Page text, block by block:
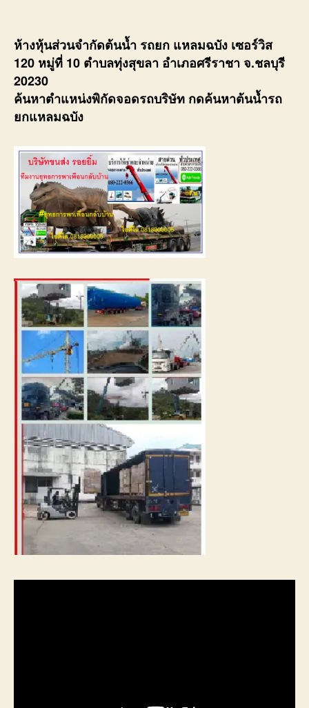
ห้างหุ้นส่วนจำกัดต้นน้ำ รถยก แหลมฉบัง เซอร์วิส
120 หมู่ที่ 10 ตำบลทุ่งสุขลา อำเภอศรีราชา จ.ชลบุรี
20230
ค้นหาตำแหน่งพิกัดจอดรถบริษัท กดค้นหาต้นน้ำรถ
ยกแหลมฉบัง